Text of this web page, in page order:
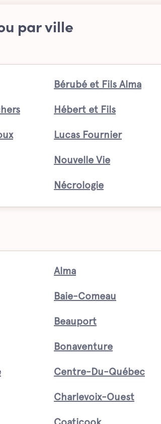
par ville
Bérubé et Fils Alma
Hébert et Fils
Lucas Fournier
Nouvelle Vie
Nécrologie
Alma
Baie-Comeau
Beauport
Bonaventure
Centre-Du-Québec
Charlevoix-Ouest